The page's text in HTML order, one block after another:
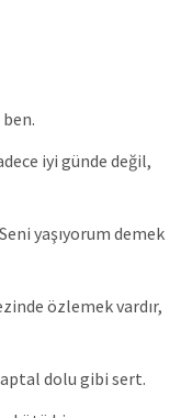
iyi günde değil,
yaşıyorum demek
özlemek vardır,
dolu gibi sert.